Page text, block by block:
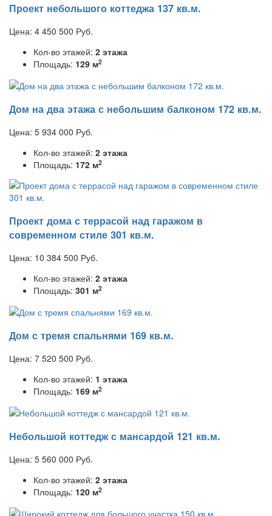
Проект небольшого коттеджа 137 кв.м.
Цена: 4 450 500 Руб.
Кол-во этажей: 2 этажа
Площадь: 129 м2
Дом на два этажа с небольшим балконом 172 кв.м.
Цена: 5 934 000 Руб.
Кол-во этажей: 2 этажа
Площадь: 172 м2
Проект дома с террасой над гаражом в
современном стиле 301 кв.м.
Цена: 10 384 500 Руб.
Кол-во этажей: 2 этажа
Площадь: 301 м2
Дом с тремя спальнями 169 кв.м.
Цена: 7 520 500 Руб.
Кол-во этажей: 1 этажа
Площадь: 169 м2
Небольшой коттедж с мансардой 121 кв.м.
Цена: 5 560 000 Руб.
Кол-во этажей: 2 этажа
Площадь: 120 м2